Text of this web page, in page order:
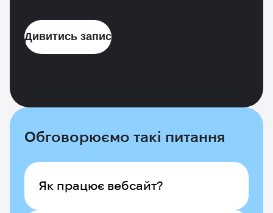
Дивитись запис
Обговорюємо такі питання
Як працює вебсайт?